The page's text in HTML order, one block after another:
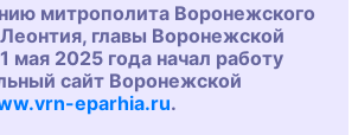
митрополита Воронежского
главы Воронежской
мая 2025 года начал работу
сайт Воронежской
eparhia.ru.